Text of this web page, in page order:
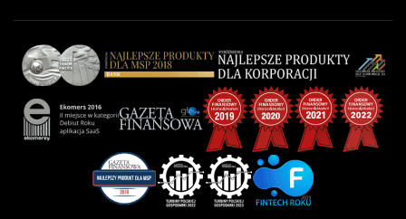
Baza wiedzyKontaktKalkulator odsetekMiastaPartnerzyFAQRegulaminOWU